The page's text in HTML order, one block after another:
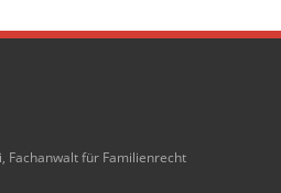
Fachanwalt für Familienrecht